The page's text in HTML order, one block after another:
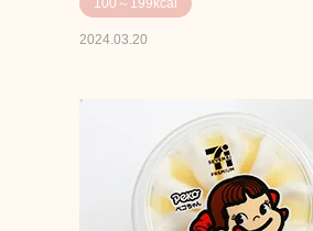
100～199kcal
2024.03.20